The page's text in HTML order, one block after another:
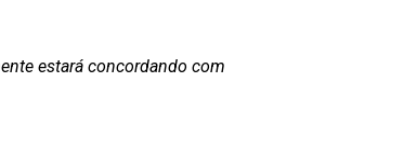
estará concordando com